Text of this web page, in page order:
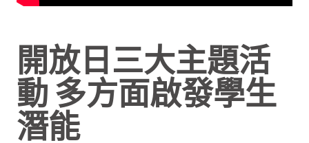
開放日三大主題活
動 多方面啟發學生
潛能